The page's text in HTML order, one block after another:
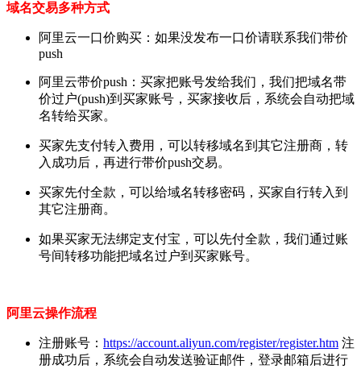
域名交易多种方式
阿里云一口价购买：如果没发布一口价请联系我们带价
push
阿里云带价push：买家把账号发给我们，我们把域名带
价过户(push)到买家账号，买家接收后，系统会自动把域
名转给买家。
买家先支付转入费用，可以转移域名到其它注册商，转
入成功后，再进行带价push交易。
买家先付全款，可以给域名转移密码，买家自行转入到
其它注册商。
如果买家无法绑定支付宝，可以先付全款，我们通过账
号间转移功能把域名过户到买家账号。
阿里云操作流程
注册账号： https://account.aliyun.com/register/register.htm 注
册成功后，系统会自动发送验证邮件，登录邮箱后进行